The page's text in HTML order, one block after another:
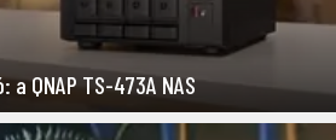
QNAP TS-473A NAS